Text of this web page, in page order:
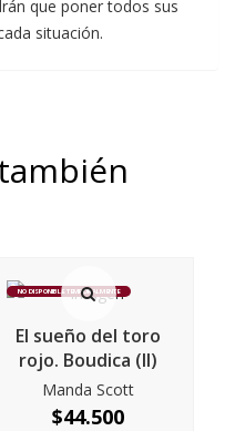
que poner todos sus
situación.
NO DISPONIBLE TEMPORALMENTE
El sueño del toro
rojo. Boudica (II)
Manda Scott
$44.500